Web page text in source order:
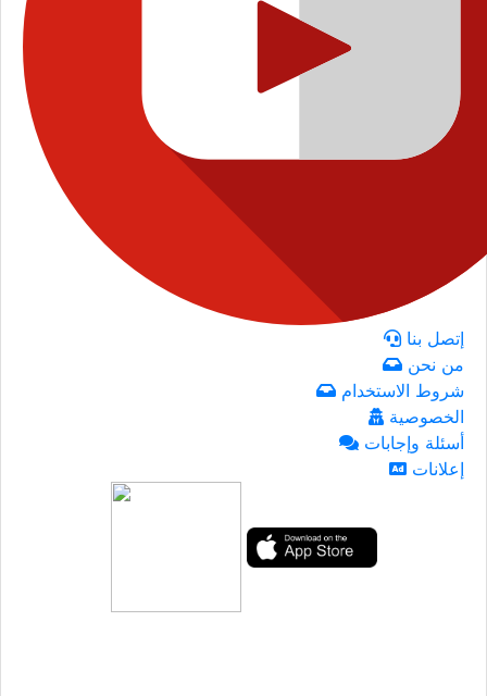
إتصل بنا
من نحن
شروط الاستخدام
الخصوصية
أسئلة وإجابات
إعلانات